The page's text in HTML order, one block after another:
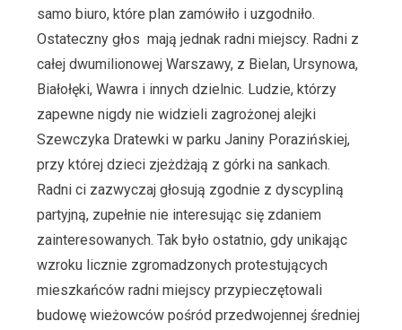
samo biuro, które plan zamówiło i uzgodniło.
Ostateczny głos mają jednak radni miejscy. Radni z
całej dwumilionowej Warszawy, z Bielan, Ursynowa,
Białołęki, Wawra i innych dzielnic. Ludzie, którzy
zapewne nigdy nie widzieli zagrożonej alejki
Szewczyka Dratewki w parku Janiny Porazińskiej,
przy której dzieci zjeżdżają z górki na sankach.
Radni ci zazwyczaj głosują zgodnie z dyscypliną
partyjną, zupełnie nie interesując się zdaniem
zainteresowanych. Tak było ostatnio, gdy unikając
wzroku licznie zgromadzonych protestujących
mieszkańców radni miejscy przypieczętowali
budowę wieżowców pośród przedwojennej średniej